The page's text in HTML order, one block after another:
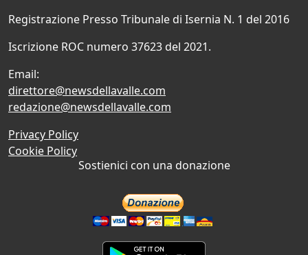
Registrazione Presso Tribunale di Isernia N. 1 del 2016
Iscrizione ROC numero 37623 del 2021.
Email:
direttore@newsdellavalle.com
redazione@newsdellavalle.com
Privacy Policy
Cookie Policy
Sostienici con una donazione